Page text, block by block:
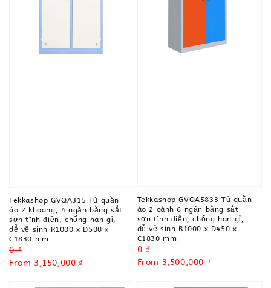
Tekkashop GVQA315 Tủ quần
áo 2 khoang, 4 ngăn bằng sắt
sơn tĩnh điện, chống han gỉ,
dễ vệ sinh R1000 x D500 x
C1830 mm
Regular
price
0 ₫
Sale
From 3,150,000 ₫
Tekkashop GVQA5833 Tủ quần
áo 2 cánh 6 ngăn bằng sắt
sơn tĩnh điện, chống han gỉ,
dễ vệ sinh R1000 x D450 x
C1830 mm
Regular
price
0 ₫
Sale
From 3,500,000 ₫